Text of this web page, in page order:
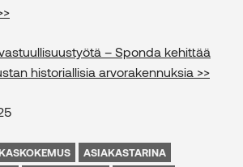
– Sponda kehittää
historiallisia arvorakennuksia >>
ASIAKASTARINA